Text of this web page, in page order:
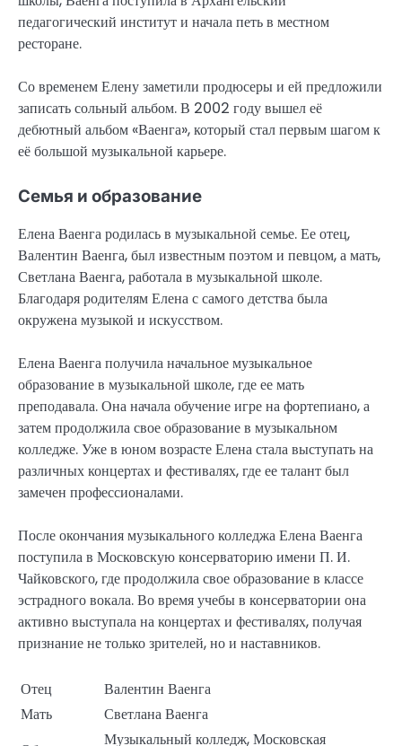
педагогический институт и начала петь в местном
ресторане.
Со временем Елену заметили продюсеры и ей предложили
записать сольный альбом. В 2002 году вышел её
дебютный альбом «Ваенга», который стал первым шагом к
её большой музыкальной карьере.
Семья и образование
Елена Ваенга родилась в музыкальной семье. Ее отец,
Валентин Ваенга, был известным поэтом и певцом, а мать,
Светлана Ваенга, работала в музыкальной школе.
Благодаря родителям Елена с самого детства была
окружена музыкой и искусством.
Елена Ваенга получила начальное музыкальное
образование в музыкальной школе, где ее мать
преподавала. Она начала обучение игре на фортепиано, а
затем продолжила свое образование в музыкальном
колледже. Уже в юном возрасте Елена стала выступать на
различных концертах и фестивалях, где ее талант был
замечен профессионалами.
После окончания музыкального колледжа Елена Ваенга
поступила в Московскую консерваторию имени П. И.
Чайковского, где продолжила свое образование в классе
эстрадного вокала. Во время учебы в консерватории она
активно выступала на концертах и фестивалях, получая
признание не только зрителей, но и наставников.
Отец
Валентин Ваенга
Мать
Светлана Ваенга
Музыкальный колледж, Московская